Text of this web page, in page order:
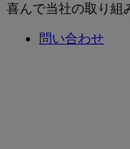
喜んで当社の取り組
問い合わせ